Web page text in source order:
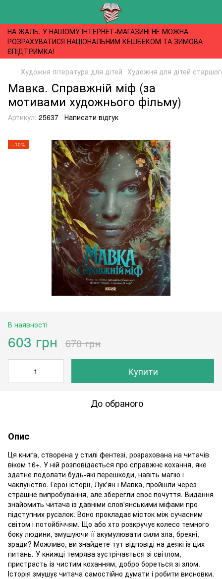
НА ЖАЛЬ, У НАШОМУ ІНТЕРНЕТ-МАГАЗИНІ НЕ МОЖНА
РОЗРАХУВАТИСЯ НАЦІОНАЛЬНИМ КЕШБЕКОМ ТА ЗИМОВА
ЄПІДТРИМКА!
Художня література для дітей Художня для дітей
Мавка. Справжній міф (за
мотивами художнього фільму)
Артикул: 25637 Написати відгук
−10%
В наявності
603 грн 670 грн
Купити
До обраного
Опис
Ця книга, створена у стилі фентезі, розрахована на читачів
віком 16+. У ній розповідається про справжнє кохання, яке
здатне подолати будь-які перешкоди, навіть магію і
чаклунство. Герої історії, Лук'ян і Мавка, пройшли через
страшне випробування, але зберегли своє почуття. Видання
знайомить читача із давніми слов'янськими міфами про
підступних русалок. Воно прокладає місток між сучасним
світом і потойбіччям. Що або хто розкручує колесо темного
боку людини, змушуючи її акумулювати сили зла, брехні,
зради? Можливо, ви знайдете тут відповіді на деякі із цих
питань. У книжці темрява зустрічається зі світлом,
пристрасть із чистим коханням, добро бореться зі злом.
Історія змушує читача самостійно думати і робити висновки.